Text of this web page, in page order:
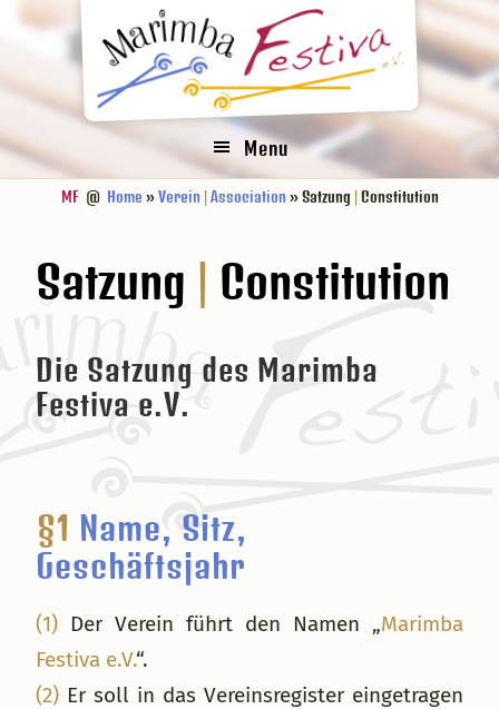
Hauptnavigation
Seitenspalte
Menu
MF@ Home »Verein Association» Satzung Constitution
Satzung | Constitution
Die Satzung des Marimba
Festiva e.V.
§1 Name, Sitz,
Geschäftsjahr
(1) Der Verein führt den Namen „Marimba
Festiva e.V.“.
(2) Er soll in das Vereinsregister eingetragen